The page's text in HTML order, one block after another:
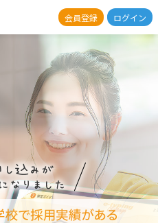
会員登録 ログイン